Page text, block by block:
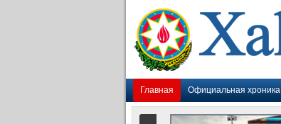
Главная Официальная хроника